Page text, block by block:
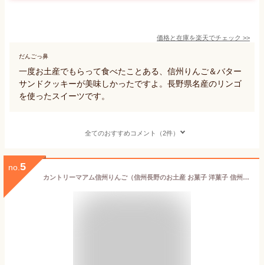
価格と在庫を楽天でチェック >>
だんごっ鼻
一度お土産でもらって食べたことある、信州りんご＆バター
サンドクッキーが美味しかったですよ。長野県名産のリンゴ
を使ったスイーツです。
全てのおすすめコメント（2件）
no. 5
カントリーマアム信州りんご（信州長野のお土産 お菓子 洋菓子 信州土産 不二家チョコチップクッキー）